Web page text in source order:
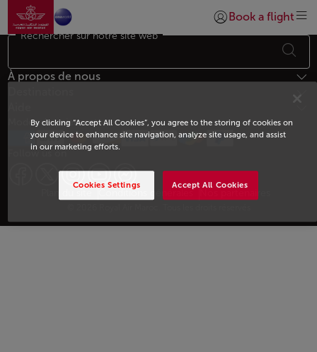
Saut au contenu principal
Aller à la page accueil
Se connecter |
Book a flight
Bas de page Plan du site
Rechercher sur notre site web
À propos de nous
Modes de paiement
Follow us on
Web map links
$Title.getData()
Conditions générales
By clicking “Accept All Cookies”, you agree to the storing of cookies on
your device to enhance site navigation, analyze site usage, and assist
in our marketing efforts.
Accept All Cookies
Cookies Settings